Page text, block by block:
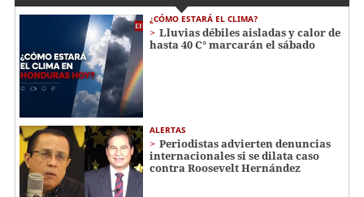
¿CÓMO ESTARÁ EL CLIMA?
Lluvias débiles aisladas y calor de
hasta 40 C° marcarán el sábado
ALERTAS
Periodistas advierten denuncias
internacionales si se dilata caso
contra Roosevelt Hernández